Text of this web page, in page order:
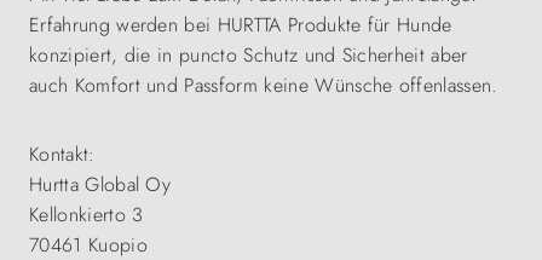
Erfahrung werden bei HURTTA Produkte für Hunde
konzipiert, die in puncto Schutz und Sicherheit aber
auch Komfort und Passform keine Wünsche offenlassen.
Kontakt:
Hurtta Global Oy
Kellonkierto 3
70461 Kuopio